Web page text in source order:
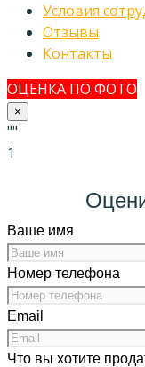
Условия
Отзывы
Контакты
ОЦЕНКА ПО ФОТО
×
""
1
Ваше имя
Номер телефона
Email
Что вы хотите